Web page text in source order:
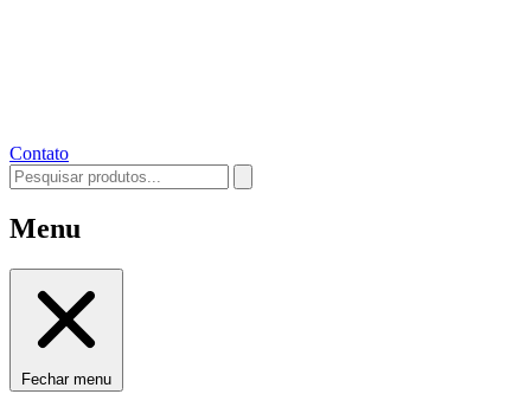
Contato
Menu
Fechar menu